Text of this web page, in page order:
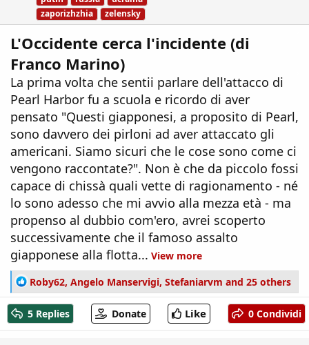
g
s
zaporizhzhia
zelensky
L'Occidente cerca l'incidente (di
Franco Marino)
La prima volta che sentii parlare dell'attacco di
Pearl Harbor fu a scuola e ricordo di aver
pensato "Questi giapponesi, a proposito di Pearl,
sono davvero dei pirloni ad aver attaccato gli
americani. Siamo sicuri che le cose sono come ci
vengono raccontate?". Non è che da piccolo fossi
capace di chissà quali vette di ragionamento - né
lo sono adesso che mi avvio alla mezza età - ma
propenso al dubbio com'ero, avrei scoperto
successivamente che il famoso assalto
giapponese alla flotta... View more
R
e
a
c
t
Roby62, Angelo Manservigi, Stefaniarvm and 25 others
5 Replies Donate Like 0 Condividi